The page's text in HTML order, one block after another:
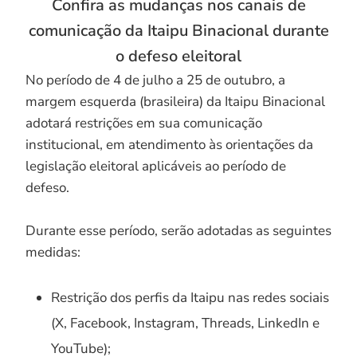
Confira as mudanças nos canais de
comunicação da Itaipu Binacional durante
o defeso eleitoral
No período de 4 de julho a 25 de outubro, a
margem esquerda (brasileira) da Itaipu Binacional
adotará restrições em sua comunicação
institucional, em atendimento às orientações da
legislação eleitoral aplicáveis ao período de
defeso.
Durante esse período, serão adotadas as seguintes
medidas:
Restrição dos perfis da Itaipu nas redes sociais
(X, Facebook, Instagram, Threads, LinkedIn e
YouTube);